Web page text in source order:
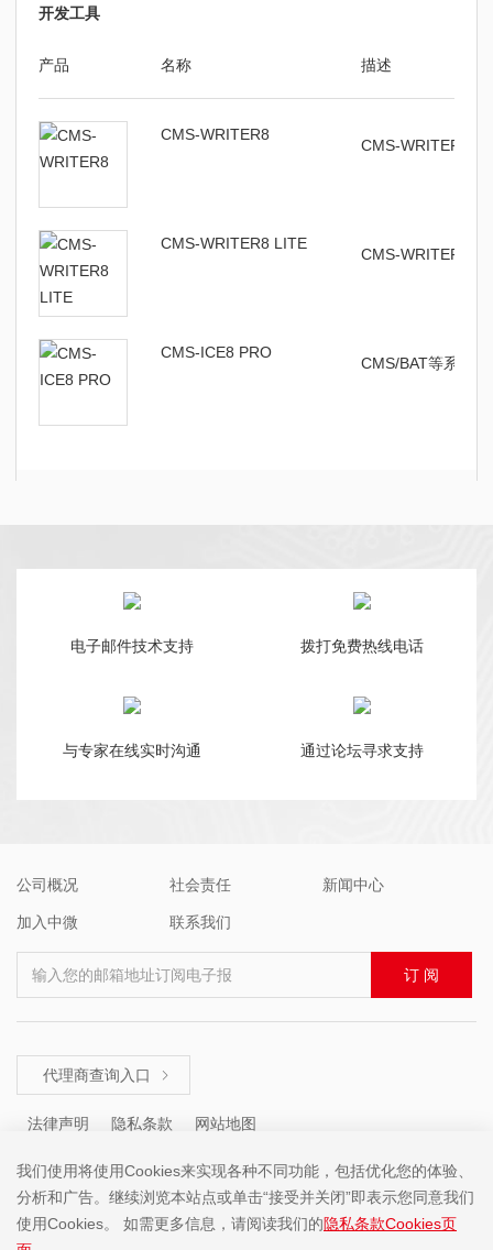
开发工具
产品 名称 描述
CMS-WRITER8
CMS-WRITER8
CMS-WRITER8 LITE
CMS-WRITER8
CMS-ICE8 PRO
CMS/BAT等系列
电子邮件技术支持 拨打免费热线电话
与专家在线实时沟通 通过论坛寻求支持
公司概况 社会责任 新闻中心
加入中微 联系我们
输入您的邮箱地址订阅电子报 订 阅
代理商查询入口 
法律声明 隐私条款 网站地图
咨询热线 ： +86 (755) 8671 5143
我们使用将使用Cookies来实现各种不同功能，包括优化您的体验、
分析和广告。继续浏览本站点或单击“接受并关闭”即表示您同意我们
使用Cookies。 如需更多信息，请阅读我们的隐私条款Cookies页